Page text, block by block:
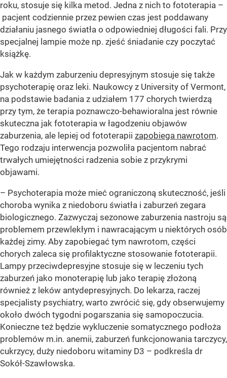
roku, stosuje się kilka metod. Jedna z nich to fototerapia –
pacjent codziennie przez pewien czas jest poddawany
działaniu jasnego światła o odpowiedniej długości fali. Przy
specjalnej lampie może np. zjeść śniadanie czy poczytać
książkę.
Jak w każdym zaburzeniu depresyjnym stosuje się także
psychoterapię oraz leki. Naukowcy z University of Vermont,
na podstawie badania z udziałem 177 chorych twierdzą
przy tym, że terapia poznawczo-behawioralna jest równie
skuteczna jak fototerapia w łagodzeniu objawów
zaburzenia, ale lepiej od fototerapii zapobiega nawrotom.
Tego rodzaju interwencja pozwoliła pacjentom nabrać
trwałych umiejętności radzenia sobie z przykrymi
objawami.
– Psychoterapia może mieć ograniczoną skuteczność, jeśli
choroba wynika z niedoboru światła i zaburzeń zegara
biologicznego. Zazwyczaj sezonowe zaburzenia nastroju są
problemem przewlekłym i nawracającym u niektórych osób
każdej zimy. Aby zapobiegać tym nawrotom, części
chorych zaleca się profilaktyczne stosowanie fototerapii.
Lampy przeciwdepresyjne stosuje się w leczeniu tych
zaburzeń jako monoterapię lub jako terapię złożoną
również z leków antydepresyjnych. Do lekarza, raczej
specjalisty psychiatry, warto zwrócić się, gdy obserwujemy
około dwóch tygodni pogarszania się samopoczucia.
Konieczne też będzie wykluczenie somatycznego podłoża
problemów m.in. anemii, zaburzeń funkcjonowania tarczycy,
cukrzycy, duży niedoboru witaminy D3 – podkreśla dr
Sokół-Szawłowska.